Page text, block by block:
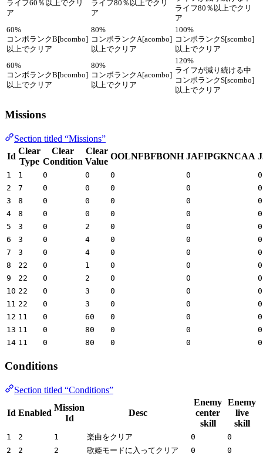
ライフ60％以上でクリ
ア
ライフ80％以上でクリ
ア
ライフ80％以上でクリ
ア
60%
コンボランクB[bcombo]
以上でクリア
80%
コンボランクA[acombo]
以上でクリア
100%
コンボランクS[scombo]
以上でクリア
60%
コンボランクB[bcombo]
以上でクリア
80%
コンボランクA[acombo]
以上でクリア
120%
ライフが減り続ける中
コンボランクS[scombo]
以上でクリア
Missions
Section titled “Missions”
Id
Clear
Type
Clear
Condition
Clear
Value
OOLNFBFBONH JAFIPGKNCAA
1 1 0 0 0 0
0
2
7 0 0 0 0
0
3
8 0 0 0 0
0
4
8 0 0 0 0
0
5
3 0 2 0 0
0
6
3 0 4 0 0
0
7
3 0 4 0 0
0
8
22 0 1 0 0
0
9
22 0 2 0 0
0
10 22 0 3 0 0
0
11 22 0 3 0 0
0
12 11 0 60 0 0
0
13 11 0 80 0 0
0
14 11 0 80 0 0 0
Conditions
Section titled “Conditions”
Id Enabled
Mission
Id
Desc
Enemy
center
skill
Enemy
live
skill
1 2 1 楽曲をクリア 0
0
2
2 2 歌姫モードに入ってクリア 0 0